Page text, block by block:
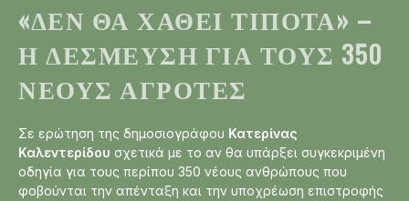
«ΔΕΝ ΘΑ ΧΑΘΕΊ ΤΊΠΟΤΑ» –
Η ΔΈΣΜΕΥΣΗ ΓΙΑ ΤΟΥΣ 350
ΝΈΟΥΣ ΑΓΡΌΤΕΣ
Σε ερώτηση της δημοσιογράφου Κατερίνας
Καλεντερίδου σχετικά με το αν θα υπάρξει συγκεκριμένη
οδηγία για τους περίπου 350 νέους ανθρώπους που
φοβούνται την απένταξη και την υποχρέωση επιστροφής